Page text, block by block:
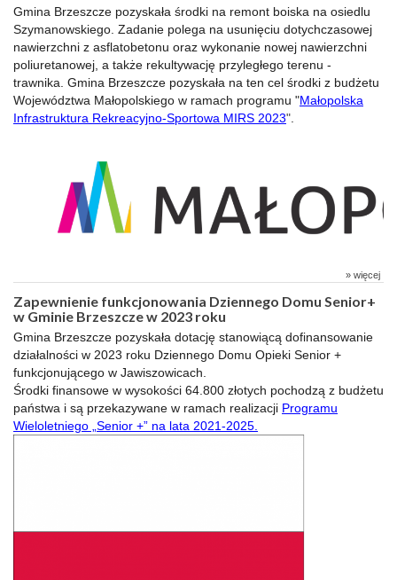
Gmina Brzeszcze pozyskała środki na remont boiska na osiedlu
Szymanowskiego. Zadanie polega na usunięciu dotychczasowej
nawierzchni z asflatobetonu oraz wykonanie nowej nawierzchni
poliuretanowej, a także rekultywację przyległego terenu -
trawnika. Gmina Brzeszcze pozyskała na ten cel środki z budżetu
Województwa Małopolskiego w ramach programu "Małopolska
Infrastruktura Rekreacyjno-Sportowa MIRS 2023"
» więcej
Zapewnienie funkcjonowania Dziennego Domu Senior+
w Gminie Brzeszcze w 2023 roku
Gmina Brzeszcze pozyskała dotację stanowiącą dofinansowanie
działalności w 2023 roku Dziennego Domu Opieki Senior +
funkcjonującego w Jawiszowicach.
Środki finansowe w wysokości 64.800 złotych pochodzą z budżetu
państwa i są przekazywane w ramach realizacji Programu
Wieloletniego „Senior +” na lata 2021-2025.